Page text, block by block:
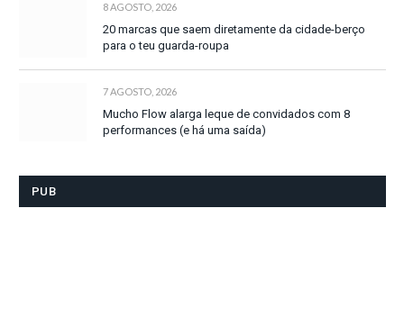
8 AGOSTO, 2026
20 marcas que saem diretamente da cidade-berço
para o teu guarda-roupa
7 AGOSTO, 2026
Mucho Flow alarga leque de convidados com 8
performances (e há uma saída)
PUB